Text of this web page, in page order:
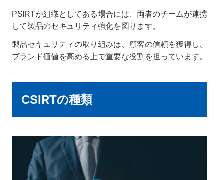
PSIRTが組織としてある場合には、両者のチームが連携
して製品のセキュリティ強化を図ります。
製品セキュリティの取り組みは、顧客の信頼を獲得し、
ブランド価値を高める上で重要な役割を担っています。
CSIRTの種類